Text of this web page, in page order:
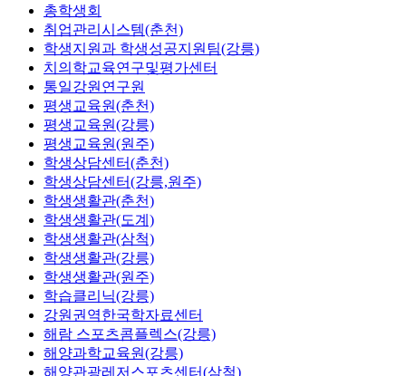
총학생회
취업관리시스템(춘천)
학생지원과 학생성공지원팀(강릉)
치의학교육연구및평가센터
통일강원연구원
평생교육원(춘천)
평생교육원(강릉)
평생교육원(원주)
학생상담센터(춘천)
학생상담센터(강릉,원주)
학생생활관(춘천)
학생생활관(도계)
학생생활관(삼척)
학생생활관(강릉)
학생생활관(원주)
학습클리닉(강릉)
강원권역한국학자료센터
해람 스포츠콤플렉스(강릉)
해양과학교육원(강릉)
해양관광레저스포츠센터(삼척)